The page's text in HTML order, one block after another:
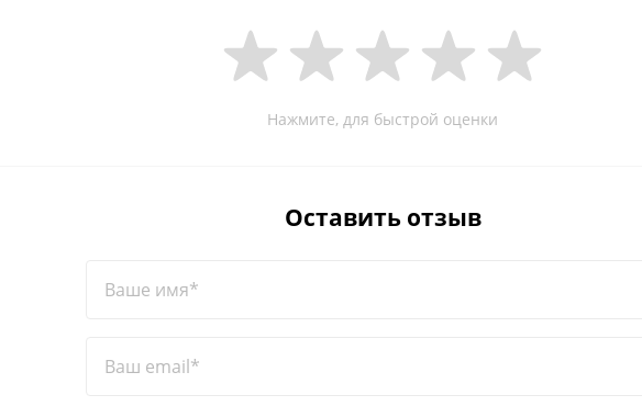
Нажмите, для быстрой оценки
Оставить отзыв
Ваше имя*
Ваш email*